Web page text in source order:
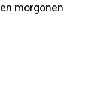
morgonen